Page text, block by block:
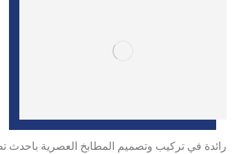
رائدة في تركيب وتصميم المطابخ العصرية